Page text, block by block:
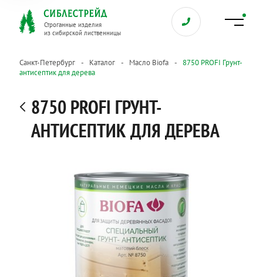
Строганные изделия
из сибирской лиственницы
Санкт-Петербург Каталог Масло Biofa
8750 PROFI Грунт-
антисептик для дерева
8750 PROFI ГРУНТ-
АНТИСЕПТИК ДЛЯ ДЕРЕВА